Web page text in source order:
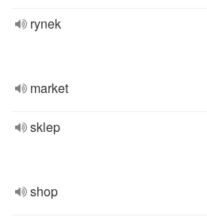
rynek
market
sklep
shop